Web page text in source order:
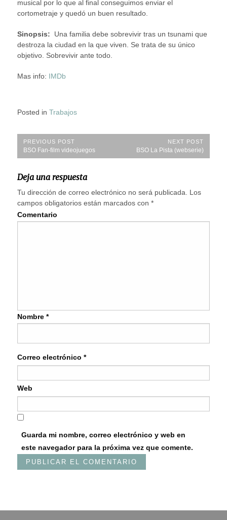
musical por lo que al final conseguimos enviar el
cortometraje y quedó un buen resultado.
Sinopsis: Una familia debe sobrevivir tras un tsunami que
destroza la ciudad en la que viven. Se trata de su único
objetivo. Sobrevivir ante todo.
Mas info: IMDb
Posted in Trabajos
Navegación
de
entradas
PREVIOUS POST
Previous
Post:
BSO Fan-film videojuegos
NEXT POST
Next
Post:
BSO La Pista (webserie)
Deja una respuesta
Tu dirección de correo electrónico no será publicada.
Los
campos obligatorios están marcados con *
Comentario
Nombre *
Correo electrónico *
Web
Guarda mi nombre, correo electrónico y web en
este navegador para la próxima vez que comente.